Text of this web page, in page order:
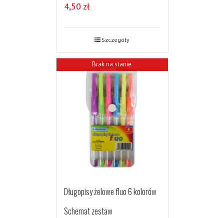
4,50 zł
Szczegóły
Brak na stanie
Długopisy żelowe fluo 6 kolorów
Schemat zestaw